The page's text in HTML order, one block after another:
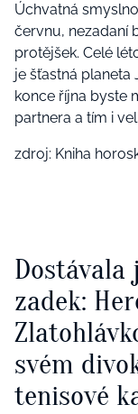
Úchvatná
červnu, nezadaní
protějšek. Celé
je šťastná planeta
konce října byste
partnera a tím i
zdroj: Kniha
Dostávala
zadek:
svém
tenisové